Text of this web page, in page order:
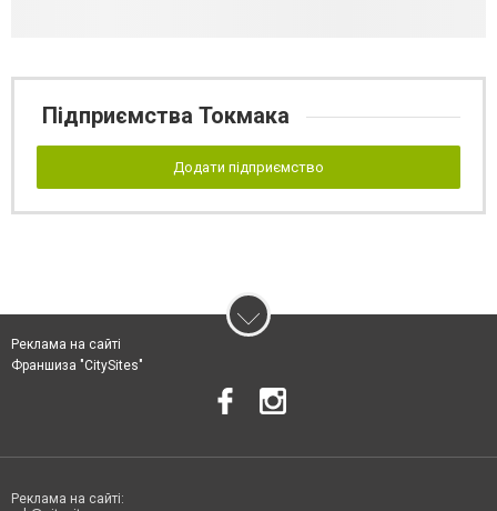
Підприємства Токмака
Додати підприємство
Реклама на сайті
Франшиза "CitySites"
Реклама на сайті: